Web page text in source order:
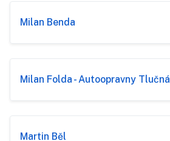
Milan Benda
Milan Folda - Autoopravny Tlučná
Martin Běl